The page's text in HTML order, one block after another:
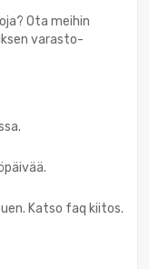
Ota meihin
varasto-
Katso faq kiitos.